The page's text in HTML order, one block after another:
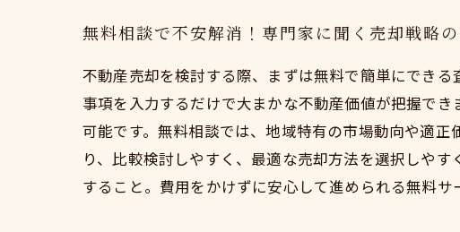
無料相談で不安解消！専門家に聞く売却戦略の
不動産売却を検討する際、まずは無料で簡単にでき
事項を入力するだけで大まかな不動産価値が把握で
可能です。無料相談では、地域特有の市場動向や適
り、比較検討しやすく、最適な売却方法を選択しや
すること。費用をかけずに安心して進められる無料